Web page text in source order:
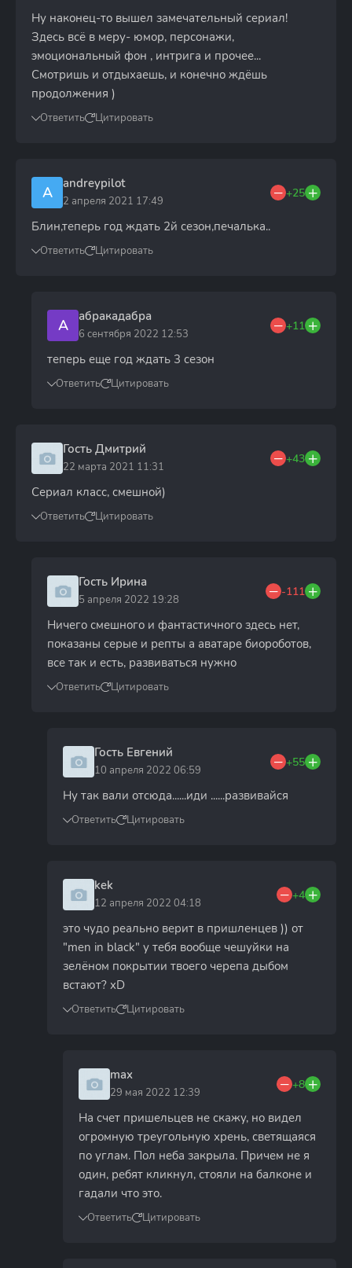
Ну наконец-то вышел замечательный сериал!
Здесь всё в меру- юмор, персонажи,
эмоциональный фон , интрига и прочее...
Смотришь и отдыхаешь, и конечно ждёшь
продолжения )
Ответить Цитировать
A andreypilot
2 апреля 2021 17:49
+25
Блин,теперь год ждать 2й сезон,печалька..
Ответить Цитировать
А абракадабра
6 сентября 2022 12:53
+11
теперь еще год ждать 3 сезон
Ответить Цитировать
Гость Дмитрий
22 марта 2021 11:31
+43
Сериал класс, смешной)
Ответить Цитировать
Гость Ирина
5 апреля 2022 19:28
-111
Ничего смешного и фантастичного здесь нет,
показаны серые и репты а аватаре биороботов,
все так и есть, развиваться нужно
Ответить Цитировать
Гость Евгений
10 апреля 2022 06:59
+55
Ну так вали отсюда......иди ......развивайся
Ответить Цитировать
kek
12 апреля 2022 04:18
+4
это чудо реально верит в пришленцев )) от
"men in black" у тебя вообще чешуйки на
зелёном покрытии твоего черепа дыбом
встают? xD
Ответить Цитировать
max
29 мая 2022 12:39
+8
На счет пришельцев не скажу, но видел
огромную треугольную хрень, светящаяся
по углам. Пол неба закрыла. Причем не я
один, ребят кликнул, стояли на балконе и
гадали что это.
Ответить Цитировать